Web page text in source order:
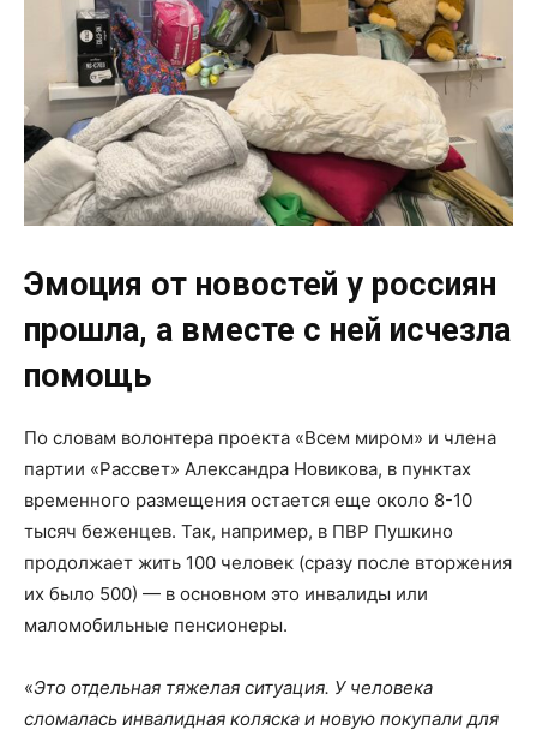
Эмоция от новостей у россиян
прошла, а вместе с ней исчезла
помощь
По словам волонтера проекта «Всем миром» и члена
партии «Рассвет» Александра Новикова, в пунктах
временного размещения остается еще около 8-10
тысяч беженцев. Так, например, в ПВР Пушкино
продолжает жить 100 человек (сразу после вторжения
их было 500) — в основном это инвалиды или
маломобильные пенсионеры.
«Это отдельная тяжелая ситуация. У человека
сломалась инвалидная коляска и новую покупали для